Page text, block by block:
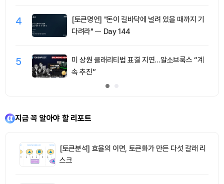
4
[토큰명언] "돈이 길바닥에 널려 있을 때까지 기
다려라" ㅡ Day 144
5
미 상원 클래리티법 표결 지연…알소브룩스 “계
속 추진”
지금 꼭 알아야 할 리포트
[토큰분석] 효율의 이면, 토큰화가 만든 다섯 갈래 리
스크